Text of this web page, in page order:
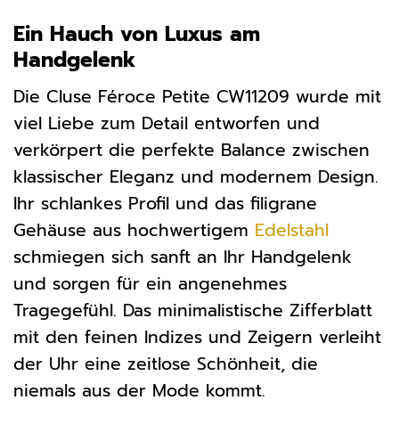
Ein Hauch von Luxus am
Handgelenk
Die Cluse Féroce Petite CW11209 wurde mit
viel Liebe zum Detail entworfen und
verkörpert die perfekte Balance zwischen
klassischer Eleganz und modernem Design.
Ihr schlankes Profil und das filigrane
Gehäuse aus hochwertigem Edelstahl
schmiegen sich sanft an Ihr Handgelenk
und sorgen für ein angenehmes
Tragegefühl. Das minimalistische Zifferblatt
mit den feinen Indizes und Zeigern verleiht
der Uhr eine zeitlose Schönheit, die
niemals aus der Mode kommt.